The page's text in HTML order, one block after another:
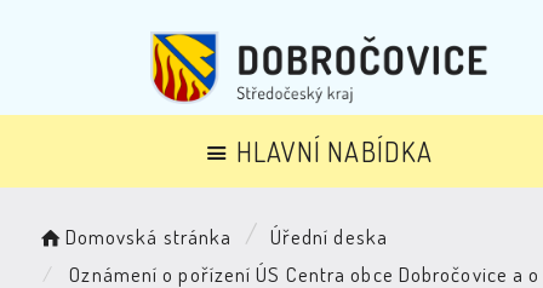
HLAVNÍ NABÍDKA
Domovská stránka
Úřední deska
Oznámení o pořízení ÚS Centra obce Dobročovice a